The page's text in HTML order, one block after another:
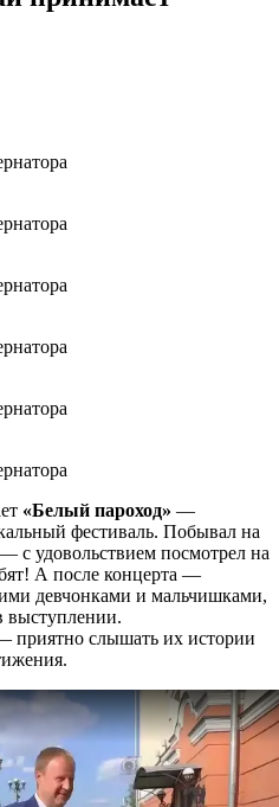
«Белый пароход» —
фестиваль. Побывал на
с удовольствием посмотрел на
А после концерта —
девчонками и мальчишками,
выступлении.
приятно слышать их истории